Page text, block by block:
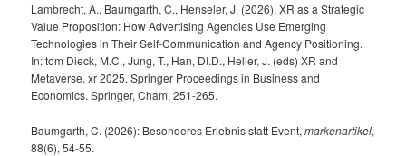
Lambrecht, A., Baumgarth, C., Henseler, J. (2026). XR as a Strategic
Value Proposition: How Advertising Agencies Use Emerging
Technologies in Their Self-Communication and Agency Positioning.
In: tom Dieck, M.C., Jung, T., Han, DI.D., Heller, J. (eds) XR and
Metaverse. xr 2025. Springer Proceedings in Business and
Economics. Springer, Cham, 251-265.
Baumgarth, C. (2026): Besonderes Erlebnis statt Event,markenartikel,
88(6), 54-55.